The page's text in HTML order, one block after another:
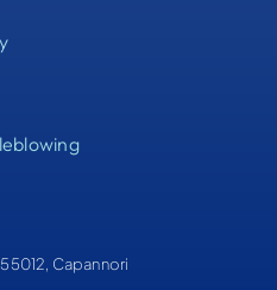
Capannori